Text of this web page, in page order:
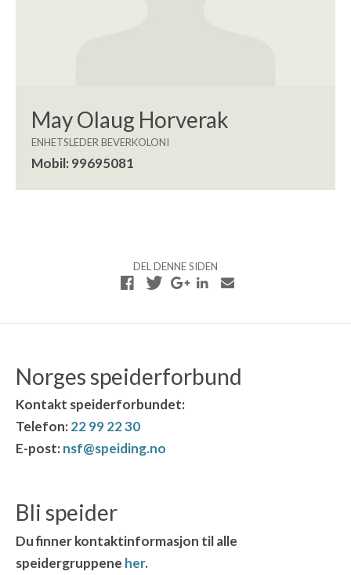
May Olaug Horverak
ENHETSLEDER BEVERKOLONI
Mobil: 99695081
DEL DENNE SIDEN
Norges speiderforbund
Kontakt speiderforbundet:
Telefon:22 99 22 30
E-post:nsf@speiding.no
Bli speider
Du finner kontaktinformasjon til alle
speidergruppene her.